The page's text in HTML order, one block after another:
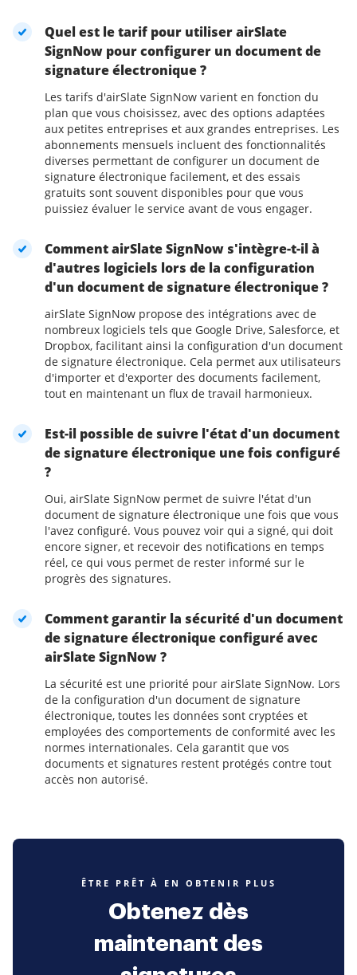
Quel est le tarif pour utiliser airSlate
SignNow pour configurer un document de
signature électronique ?
Les tarifs d'airSlate SignNow varient en fonction du
plan que vous choisissez, avec des options adaptées
aux petites entreprises et aux grandes entreprises. Les
abonnements mensuels incluent des fonctionnalités
diverses permettant de configurer un document de
signature électronique facilement, et des essais
gratuits sont souvent disponibles pour que vous
puissiez évaluer le service avant de vous engager.
Comment airSlate SignNow s'intègre-t-il à
d'autres logiciels lors de la configuration
d'un document de signature électronique ?
airSlate SignNow propose des intégrations avec de
nombreux logiciels tels que Google Drive, Salesforce, et
Dropbox, facilitant ainsi la configuration d'un document
de signature électronique. Cela permet aux utilisateurs
d'importer et d'exporter des documents facilement,
tout en maintenant un flux de travail harmonieux.
Est-il possible de suivre l'état d'un document
de signature électronique une fois configuré
?
Oui, airSlate SignNow permet de suivre l'état d'un
document de signature électronique une fois que vous
l'avez configuré. Vous pouvez voir qui a signé, qui doit
encore signer, et recevoir des notifications en temps
réel, ce qui vous permet de rester informé sur le
progrès des signatures.
Comment garantir la sécurité d'un document
de signature électronique configuré avec
airSlate SignNow ?
La sécurité est une priorité pour airSlate SignNow. Lors
de la configuration d'un document de signature
électronique, toutes les données sont cryptées et
employées des comportements de conformité avec les
normes internationales. Cela garantit que vos
documents et signatures restent protégés contre tout
accès non autorisé.
ÊTRE PRÊT À EN OBTENIR PLUS
Obtenez dès
maintenant des